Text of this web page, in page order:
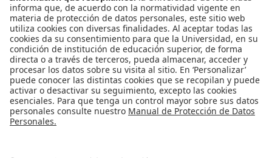
privacidad para
sistemas embebidos y
comunicaciones
inalámbricas, desde
automóviles hasta
televisores.
Publicado en
Eventos
Etiquetado bajo
Seguridad de la Información seguridad
seguridad
Seguridad informática